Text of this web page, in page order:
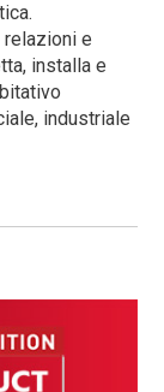
relazioni e
installa e
industriale